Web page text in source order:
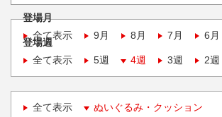
登場月
全て表示
9月 8月 7月 6月
登場週
全て表示
5週 4週 3週 2週
全て表示 ぬいぐるみ・クッション